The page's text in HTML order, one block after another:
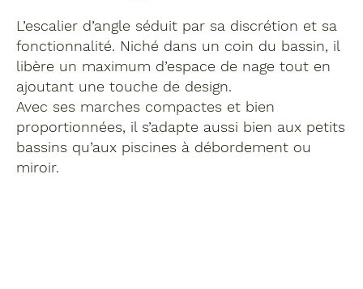
L’escalier d’angle séduit par sa discrétion et sa
fonctionnalité. Niché dans un coin du bassin, il
libère un maximum d’espace de nage tout en
ajoutant une touche de design.
Avec ses marches compactes et bien
proportionnées, il s’adapte aussi bien aux petits
bassins qu’aux piscines à débordement ou
miroir.